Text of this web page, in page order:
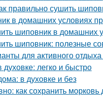
правильно сушить
в домашних условиях
шиповник в домашних
шиповник: полезные
для активного
легко и быстро
в духовке и без
как сохранить